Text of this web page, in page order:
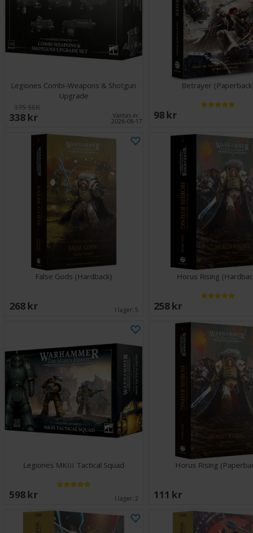
Legiones Combi-Weapons & Shotgun
Upgrade
375 SEK
338 SEK Väntas in:
2026-08-17
Betrayer
98 SEK
False Gods (Hardback)
268 SEK I lager: 5
Horus Rising
258 SEK
Legiones MKIII Tactical Squad
598 SEK I lager:2
Horus Rising
111 SEK